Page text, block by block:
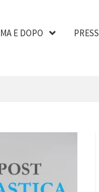
E DOPO PRESS